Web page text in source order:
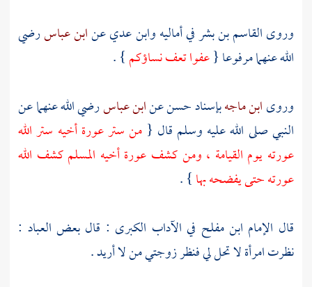
وروىالقاسم بن بشرفي أماليهوابن عديعنابن عباسرضي
الله عنهما مرفوعا {عفوا تعف نساؤكم} .
وروىابن ماجهبإسناد حسن عنابن عباسرضي الله عنهما عن
النبي صلى الله عليه وسلم قال {من ستر عورة أخيه ستر الله
عورته يوم القيامة ، ومن كشف عورة أخيه المسلم كشف الله
عورته حتى يفضحه بها} .
قال الإمام ابن مفلح في الآداب الكبرى : قال بعض العباد :
نظرت امرأة لا تحل لي فنظر زوجتي من لا أريد .